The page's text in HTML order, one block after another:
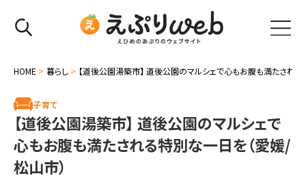
HOME > 暮らし > 【道後公園湯築市】 道後公園のマルシェで心もお腹も満たされ
子育て
【道後公園湯築市】 道後公園のマルシェで
心もお腹も満たされる特別な一日を（愛媛/
松山市）